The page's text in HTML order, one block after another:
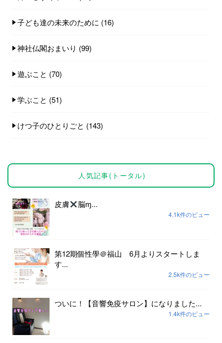
子ども達の未来のために (16)
神社仏閣おまいり (99)
遊ぶこと (70)
学ぶこと (51)
けつ子のひとりごと (143)
人気記事(トータル)
皮膚 脳ɱ...
4.1k件のビュー
第12期個性學＠福山 6月よりスタートしま
す...
2.5k件のビュー
ついに！【音響免疫サロン】になりました...
1.4k件のビュー